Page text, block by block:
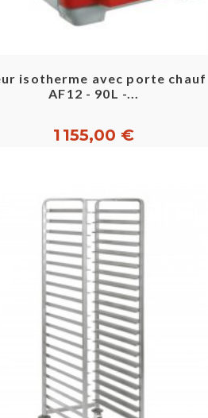
isotherme avec porte
AF12 - 90L -...
1 155,00 €